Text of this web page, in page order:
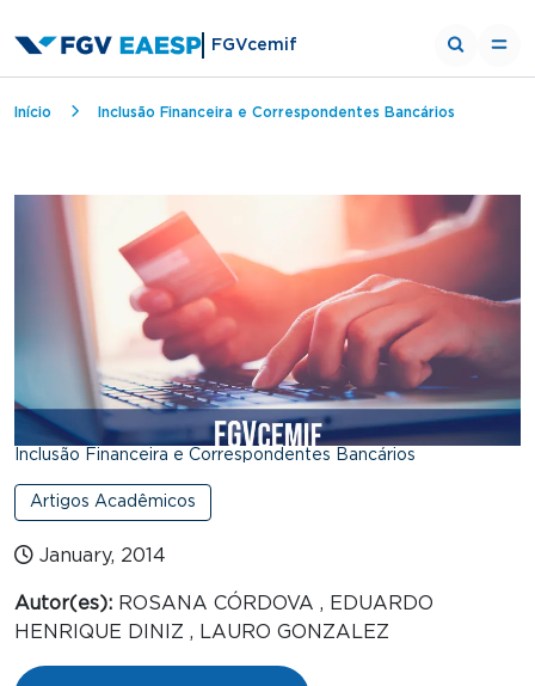
FGVcemif
Breadcrumb
Início Inclusão Financeira e Correspondentes Bancários
Inclusão Financeira e Correspondentes Bancários
Artigos Acadêmicos
January, 2014
Autor(es): ROSANA CÓRDOVA , EDUARDO
HENRIQUE DINIZ , LAURO GONZALEZ